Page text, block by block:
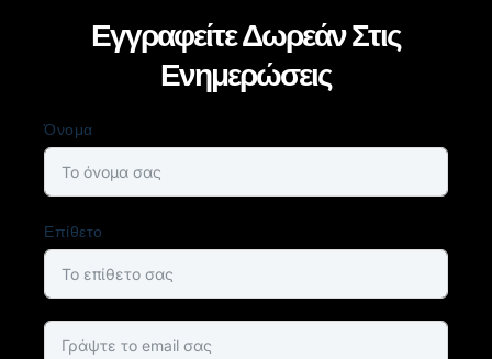
Εγγραφείτε Δωρεάν Στις
Ενημερώσεις
Όνομα
Επίθετο